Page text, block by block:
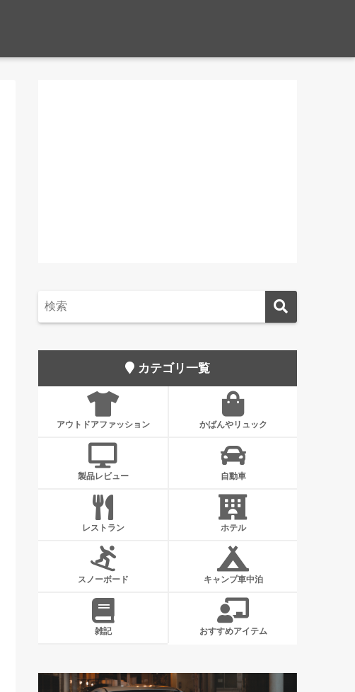
カテゴリ一覧
アウトドアファッション かばんやリュック
製品レビュー 自動車
レストラン ホテル
スノーボード キャンプ車中泊
雑記 おすすめアイテム